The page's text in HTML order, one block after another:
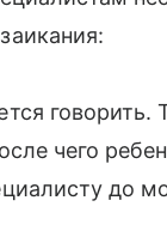
чего
до